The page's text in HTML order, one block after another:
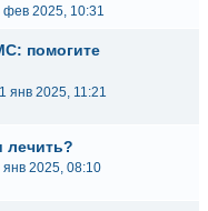
фев 2025, 10:31
помогите
янв 2025, 11:21
лечить?
янв 2025, 08:10